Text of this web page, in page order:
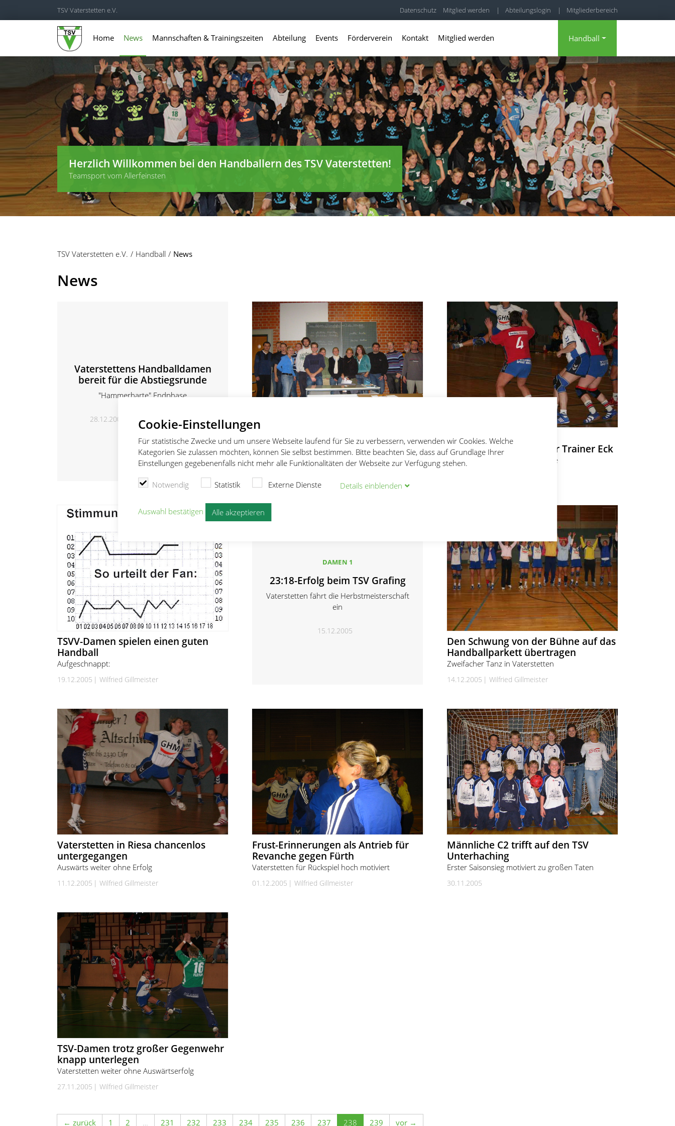
Cookie-Einstellungen
Für statistische Zwecke und um unsere Webseite laufend für Sie zu verbessern, verwenden wir Cookies. Welche
Kategorien Sie zulassen möchten, können Sie selbst bestimmen. Bitte beachten Sie, dass auf Grundlage Ihrer
Einstellungen gegebenenfalls nicht mehr alle Funktionalitäten der Webseite zur Verfügung stehen.
Notwendig Statistik Externe Dienste Details einblenden
Auswahl bestätigen Alle akzeptieren
TSV Vaterstetten e.V. Datenschutz Mitglied werden | Abteilungslogin | Mitgliederbereich
Home News Mannschaften & Trainingszeiten Abteilung Events Förderverein Kontakt Mitglied werden Handball
Herzlich Willkommen bei den Handballern des TSV Vaterstetten!
Teamsport vom Allerfeinsten
TSV Vaterstetten e.V. Handball News
News
Vaterstettens Handballdamen
bereit für die Abstiegsrunde
"Hammerharte" Endphase
28.12.2005 Wilfried Gillmeister
Zwei Herbstmeisterschaften
eingefahren
Handballabteilung zieht Zwischenbilanz
21.12.2005
Kein sportliches
Weihnachtsgeschenk für Trainer Eck
Nach der vierten Heimniederlage
TSVV-Damen spielen einen guten
Handball
Aufgeschnappt:
19.12.2005 Wilfried Gillmeister
DAMEN 1
23:18-Erfolg beim TSV Grafing
Vaterstetten fährt die Herbstmeisterschaft
ein
15.12.2005
Den Schwung von der Bühne auf das
Handballparkett übertragen
Zweifacher Tanz in Vaterstetten
14.12.2005 Wilfried Gillmeister
Vaterstetten in Riesa chancenlos
untergegangen
Auswärts weiter ohne Erfolg
11.12.2005 Wilfried Gillmeister
Frust-Erinnerungen als Antrieb für
Revanche gegen Fürth
Vaterstetten für Rückspiel hoch motiviert
01.12.2005 Wilfried Gillmeister
Männliche C2 trifft auf den TSV
Unterhaching
Erster Saisonsieg motiviert zu großen Taten
30.11.2005
TSV-Damen trotz großer Gegenwehr
knapp unterlegen
Vaterstetten weiter ohne Auswärtserfolg
27.11.2005 Wilfried Gillmeister
← zurück 1 2 … 231 232 233 234 235 236 237 238 239 vor →